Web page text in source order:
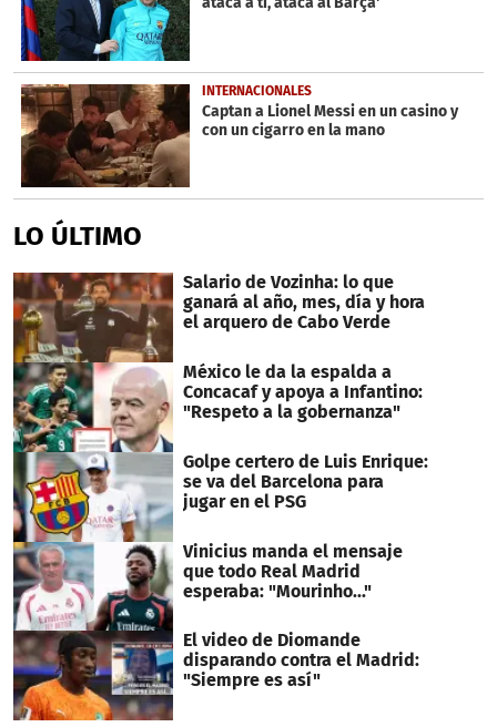
INTERNACIONALES
Captan a Lionel Messi en un casino y
con un cigarro en la mano
LO ÚLTIMO
Salario de Vozinha: lo que
ganará al año, mes, día y hora
el arquero de Cabo Verde
México le da la espalda a
Concacaf y apoya a Infantino:
"Respeto a la gobernanza"
Golpe certero de Luis Enrique:
se va del Barcelona para
jugar en el PSG
Vinicius manda el mensaje
que todo Real Madrid
esperaba: "Mourinho..."
El video de Diomande
disparando contra el Madrid:
"Siempre es así"